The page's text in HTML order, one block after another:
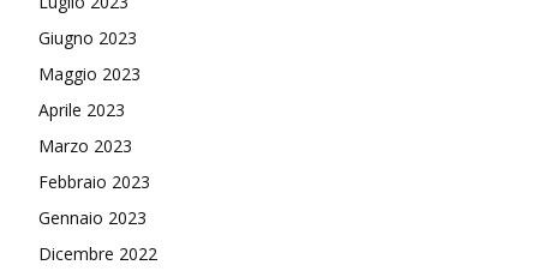
Giugno 2023
Maggio 2023
Aprile 2023
Marzo 2023
Febbraio 2023
Gennaio 2023
Dicembre 2022